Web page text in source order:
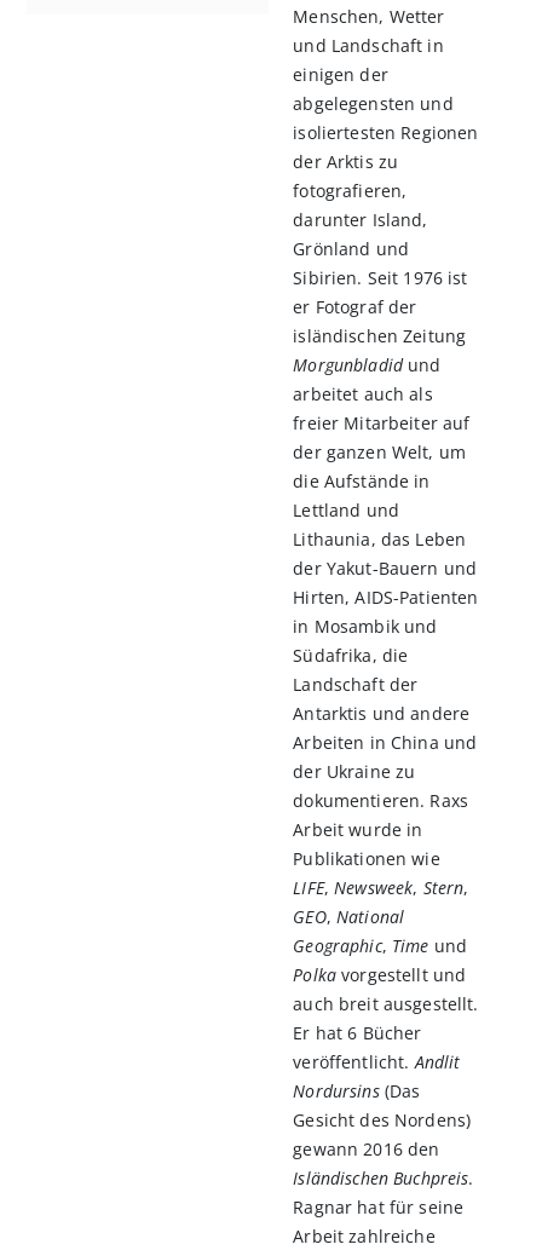
Menschen, Wetter
und Landschaft in
einigen der
abgelegensten und
isoliertesten Regionen
der Arktis zu
fotografieren,
darunter Island,
Grönland und
Sibirien. Seit 1976 ist
er Fotograf der
isländischen Zeitung
Morgunbladidund
arbeitet auch als
freier Mitarbeiter auf
der ganzen Welt, um
die Aufstände in
Lettland und
Lithaunia, das Leben
der Yakut-Bauern und
Hirten, AIDS-Patienten
in Mosambik und
Südafrika, die
Landschaft der
Antarktis und andere
Arbeiten in China und
der Ukraine zu
dokumentieren. Raxs
Arbeit wurde in
Publikationen wie
LIFE,Newsweek, Stern,
GEO, National
Geographic, Time und
Polkavorgestellt und
auch breit ausgestellt.
Er hat 6 Bücher
veröffentlicht.Andlit
Nordursins(Das
Gesicht des Nordens)
gewann 2016 den
Isländischen Buchpreis.
Ragnar hat für seine
Arbeit zahlreiche